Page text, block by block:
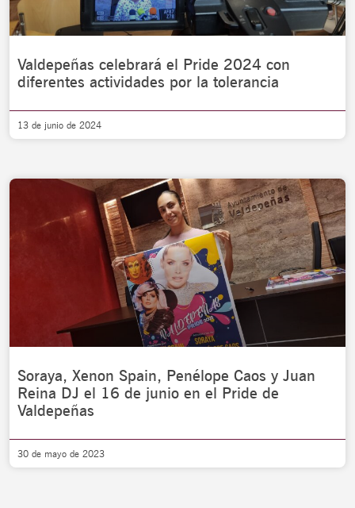
Valdepeñas celebrará el Pride 2024 con
diferentes actividades por la tolerancia
13 de junio de 2024
Soraya, Xenon Spain, Penélope Caos y Juan
Reina DJ el 16 de junio en el Pride de
Valdepeñas
30 de mayo de 2023